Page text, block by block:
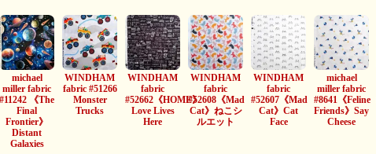
michael
miller fabric
#11242 《The
Final
Frontier》
Distant
Galaxies
WINDHAM
fabric #51266
Monster
Trucks
WINDHAM
fabric
#52662《HOME》
Love Lives
Here
WINDHAM
fabric
#52608《Mad
Cat》ねこシ
ルエット
WINDHAM
fabric
#52607《Mad
Cat》Cat
Face
michael
miller fabric
#8641《Feline
Friends》Say
Cheese